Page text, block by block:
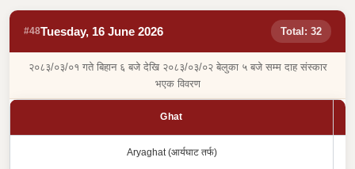
#48Tuesday, 16 June 2026 Total: 32
२०८३/०३/०१ गते बिहान ६ बजे देखि २०८३/०३/०२ बेलुका ५ बजे सम्म दाह संस्कार
भएक विवरण
Ghat
Aryaghat (आर्यघाट तर्फ)